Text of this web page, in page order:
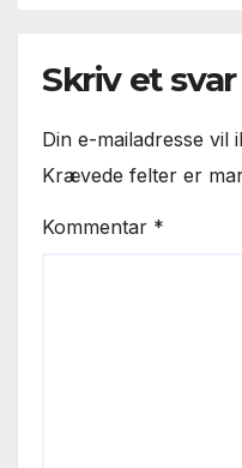
Skriv et svar
Din e-mailadresse vil
Krævede felter er
Kommentar *